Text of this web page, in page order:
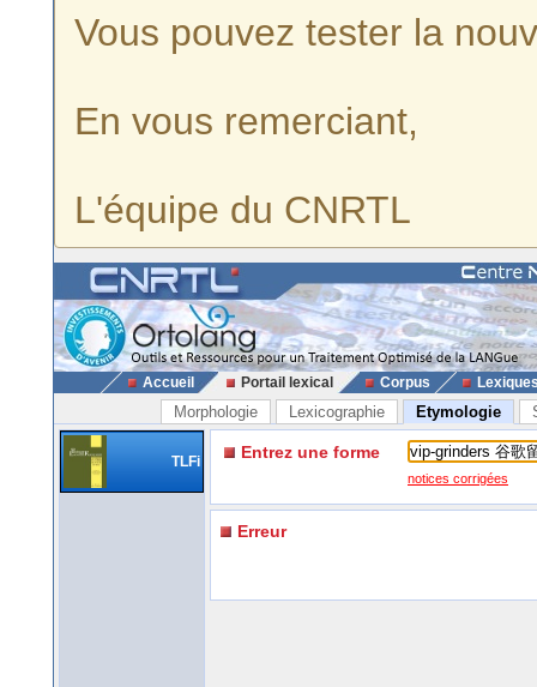
Vous pouvez tester la
En vous remerciant,
L'équipe du CNRTL
Accueil Portail lexical Corpus
Morphologie Lexicographie Etymologie
TLFi Entrez une forme
notices corrigées
Erreur